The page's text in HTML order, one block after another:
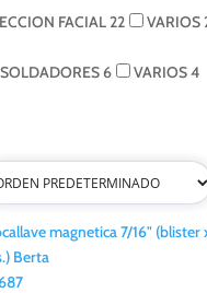
FACIAL22 VARIOS
SOLDADORES6 VARIOS4